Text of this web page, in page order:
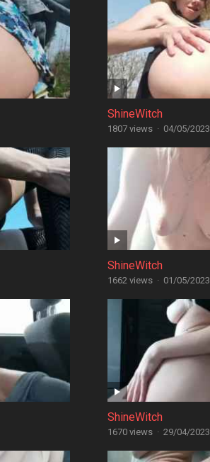
ShineWitch
1807 views · 04/05/2023
ShineWitch
1662 views · 01/05/2023
ShineWitch
1670 views · 29/04/2023